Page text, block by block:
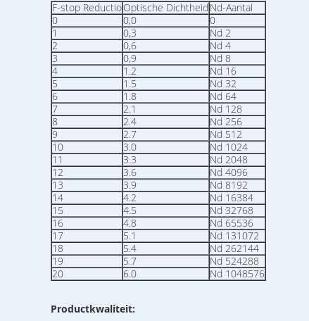
F-stop ReductioOptische Dichtheid Nd-Aantal
0
0,0
0
1
0,3
Nd 2
2
0,6
Nd 4
3
0,9
Nd 8
4
1.2
Nd 16
5
1.5
Nd 32
6
1.8
Nd 64
7
2.1
Nd 128
8
2.4
Nd 256
9
2.7
Nd 512
10
3.0
Nd 1024
11
3.3
Nd 2048
12
3.6
Nd 4096
13
3.9
Nd 8192
14
4.2
Nd 16384
15
4.5
Nd 32768
16
4.8
Nd 65536
17
5.1
Nd 131072
18
5.4
Nd 262144
19
5.7
Nd 524288
20
6.0 Nd 1048576
Productkwaliteit: